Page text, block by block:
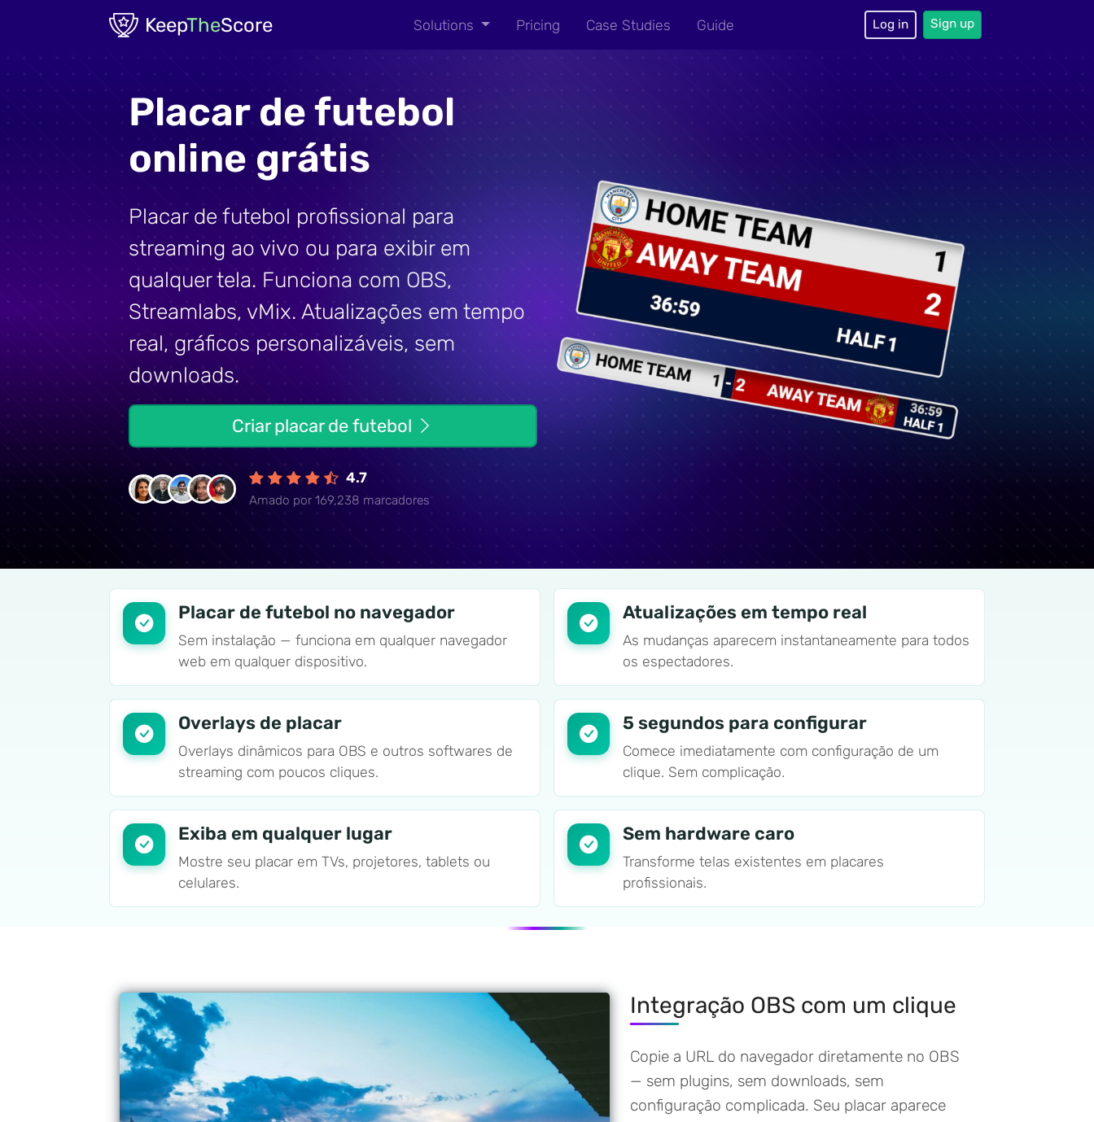
Skip to main content
KeepTheScore Solutions Pricing Case Studies Guide Log in Sign up
Placar de futebol
online grátis
Placar de futebol profissional para
streaming ao vivo ou para exibir em
qualquer tela. Funciona com OBS,
Streamlabs, vMix. Atualizações em tempo
real, gráficos personalizáveis, sem
downloads.
Criar placar de futebol
4.7
Amado por 169,238 marcadores
Placar de futebol no navegador
Sem instalação — funciona em qualquer navegador
web em qualquer dispositivo.
Atualizações em tempo real
As mudanças aparecem instantaneamente para todos
os espectadores.
Overlays de placar
Overlays dinâmicos para OBS e outros softwares de
streaming com poucos cliques.
5 segundos para configurar
Comece imediatamente com configuração de um
clique. Sem complicação.
Exiba em qualquer lugar
Mostre seu placar em TVs, projetores, tablets ou
celulares.
Sem hardware caro
Transforme telas existentes em placares
profissionais.
Integração OBS com um clique
Copie a URL do navegador diretamente no OBS
— sem plugins, sem downloads, sem
configuração complicada. Seu placar aparece